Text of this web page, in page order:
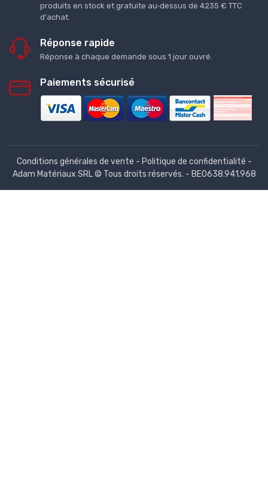
produits en stock et gratuite au‑dessus de 4235 € TTC
d'achat.
Réponse rapide
Réponse à chaque demande sous 1 jour ouvré.
Paiements sécurisé
Conditions générales de vente - Politique de confidentialité -
Adam Matériaux SRL © Tous droits réservés. - BE0638.941.968